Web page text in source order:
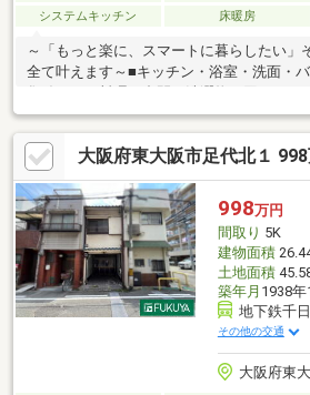
システムキッチン
床暖房
～「もっと楽に、スマートに暮らしたい」
全て叶えます～■キッチン・浴室・洗面・バ
ーへ。 無駄な上下移動をゼロにする「家
♪■L型キッチンは、作業スペースが広く、
時短して、自分へのご褒美タイム♪■全室収
4LDKの豊富な部屋数、 将来の子供部屋、
東大阪市立布施小学校まで約1.5ｋｍ♪〇東
で約1.3ｋｍ♪〇近鉄百貨店東大阪店まで約
施店まで約300ｍ♪
大阪府東大阪市足代北１
998万円
間取り 5K
建物面積
土地面積
築年月 1938
地下鉄千
その他の交通
大阪府東